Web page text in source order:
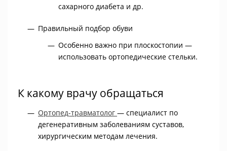
сахарного диабета и др.
Правильный подбор обуви
Особенно важно при плоскостопии —
использовать ортопедические стельки.
К какому врачу обращаться
Ортопед-травматолог — специалист по
дегенеративным заболеваниям суставов,
хирургическим методам лечения.